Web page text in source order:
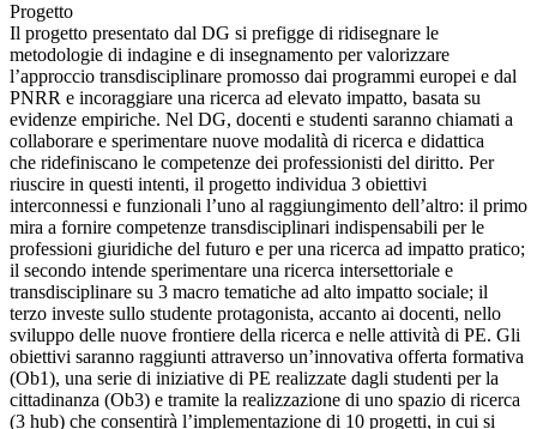
Progetto
Il progetto presentato dal DG si prefigge di ridisegnare le
metodologie di indagine e di insegnamento per valorizzare
l’approccio transdisciplinare promosso dai programmi europei e dal
PNRR e incoraggiare una ricerca ad elevato impatto, basata su
evidenze empiriche. Nel DG, docenti e studenti saranno chiamati a
collaborare e sperimentare nuove modalità di ricerca e didattica
che ridefiniscano le competenze dei professionisti del diritto. Per
riuscire in questi intenti, il progetto individua 3 obiettivi
interconnessi e funzionali l’uno al raggiungimento dell’altro: il primo
mira a fornire competenze transdisciplinari indispensabili per le
professioni giuridiche del futuro e per una ricerca ad impatto pratico;
il secondo intende sperimentare una ricerca intersettoriale e
transdisciplinare su 3 macro tematiche ad alto impatto sociale; il
terzo investe sullo studente protagonista, accanto ai docenti, nello
sviluppo delle nuove frontiere della ricerca e nelle attività di PE. Gli
obiettivi saranno raggiunti attraverso un’innovativa offerta formativa
(Ob1), una serie di iniziative di PE realizzate dagli studenti per la
cittadinanza (Ob3) e tramite la realizzazione di uno spazio di ricerca
(3 hub) che consentirà l’implementazione di 10 progetti, in cui si